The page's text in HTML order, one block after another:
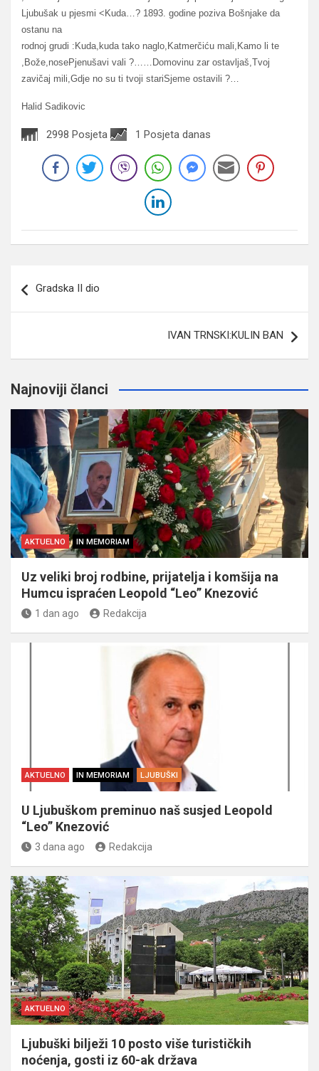
Ljubušak u pjesmi <Kuda…? 1893. godine poziva Bošnjake da
ostanu na
rodnoj grudi :Kuda,kuda tako naglo,Katmerčiću mali,Kamo li te
,Bože,nosePjenušavi vali ?……Domovinu zar ostavljaš,Tvoj
zavičaj mili,Gdje no su ti tvoji stariSjeme ostavili ?…
Halid Sadikovic
2998 Posjeta 1 Posjeta danas
članaka
Gradska II dio
IVAN TRNSKI:KULIN BAN
Najnoviji članci
AKTUELNO IN MEMORIAM
Uz veliki broj rodbine, prijatelja i komšija na
Humcu ispraćen Leopold “Leo” Knezović
1 dan ago Redakcija
AKTUELNO IN MEMORIAM LJUBUŠKI
U Ljubuškom preminuo naš susjed Leopold
“Leo” Knezović
3 dana ago Redakcija
AKTUELNO
Ljubuški bilježi 10 posto više turističkih
noćenja, gosti iz 60-ak država